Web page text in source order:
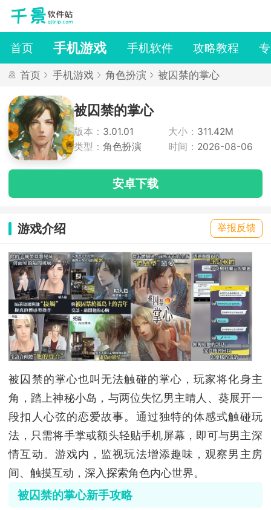
首页 手机游戏 手机软件 攻略教程
首页 手机游戏 角色扮演 被囚禁的掌心
被囚禁的掌心
版本： 3.01.01 大小： 311.42M
类型： 角色扮演 时间： 2026-08-06
安卓下载
游戏介绍 举报反馈
被囚禁的掌心也叫无法触碰的掌心，玩家将化身主
角，踏上神秘小岛，与两位失忆男主晴人、葵展开一
段扣人心弦的恋爱故事。通过独特的体感式触碰玩
法，只需将手掌或额头轻贴手机屏幕，即可与男主深
情互动。游戏内，监视玩法增添趣味，观察男主房
间、触摸互动，深入探索角色内心世界。
被囚禁的掌心新手攻略